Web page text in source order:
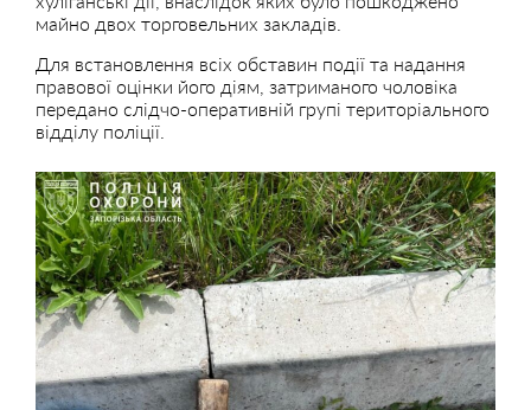
майно двох торговельних закладів.
Для встановлення всіх обставин події та надання
правової оцінки його діям, затриманого чоловіка
передано слідчо-оперативній групі територіального
відділу поліції.